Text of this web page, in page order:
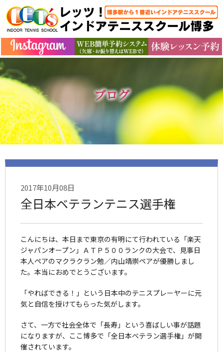
ブログ
2017年10月08日
全日本ベテランテニス選手権
こんにちは、本日まで東京の有明にて行われている「楽天
ジャパンオープン」ＡＴＰ５００ランクの大会で、見事日
本人ペアのマクラクラン勉／内山靖崇ペアが優勝しまし
た。本当におめでとうございます。
「やればできる！」という日本中のテニスプレーヤーに元
気と自信を授けてもらった気がします。
さて、一方で社会全体で「長寿」という喜ばしい事が話題
になりますが、ここ博多で「全日本ベテラン選手権」が開
催されています。